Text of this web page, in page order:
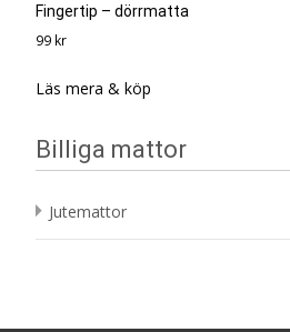
Fingertip – dörrmatta
99 kr
Läs mera & köp
Billiga mattor
Jutemattor